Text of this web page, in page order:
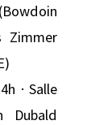
Zimmer
· Salle
Dubald